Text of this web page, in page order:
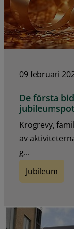
09 februari
De första
Krogrevy,
av
g...
Jubileum